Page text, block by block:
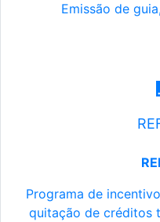
Emissão de
Programa de
quitação de créditos